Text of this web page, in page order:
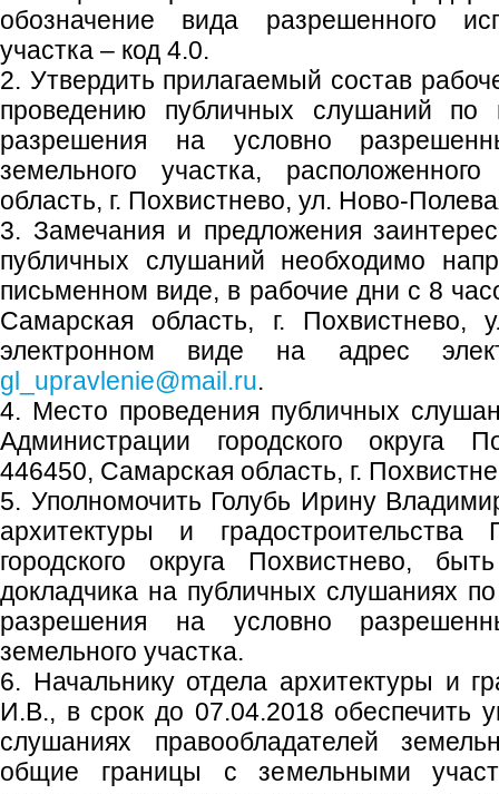
обозначение вида разрешенного
участка – код 4.0.
2. Утвердить прилагаемый состав
проведению публичных слушаний по
разрешения на условно
земельного участка,
область, г. Похвистнево, ул. Ново-
3. Замечания и предложения
публичных слушаний необходимо
письменном виде, в рабочие дни с 8
Самарская область, г.
электронном виде на адрес
gl_upravlenie@mail.ru.
4. Место проведения публичных
Администрации городского округа
446450, Самарская область, г.
5. Уполномочить Голубь Ирину
архитектуры и
городского округа Похвистнево,
докладчика на публичных слушаниях
разрешения на условно
земельного участка.
6. Начальнику отдела архитектуры и
И.В., в срок до 07.04.2018 обеспечить
слушаниях правообладателей
общие границы с земельными